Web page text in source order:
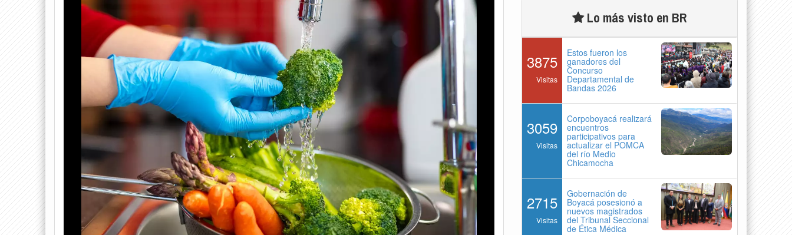
Lo más visto en BR
3875
Visitas
Estos fueron los
ganadores del
Concurso
Departamental de
Bandas 2026
3059
Visitas
Corpoboyacá realizará
encuentros
participativos para
actualizar el POMCA
del río Medio
Chicamocha
2715
Visitas
Gobernación de
Boyacá posesionó a
nuevos magistrados
del Tribunal Seccional
de Ética Médica